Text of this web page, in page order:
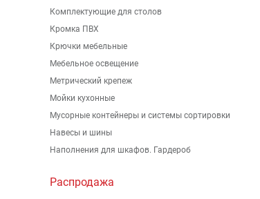
Комплектующие для столов
Кромка ПВХ
Крючки мебельные
Мебельное освещение
Метрический крепеж
Мойки кухонные
Мусорные контейнеры и системы сортировки
Навесы и шины
Наполнения для шкафов. Гардероб
Распродажа